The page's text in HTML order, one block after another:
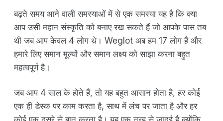
बढ़ते समय आने वाली समस्याओं में से एक समस्या यह है कि क्या
आप उसी महान संस्कृति को बनाए रख सकते हैं जो आपके पास तब
थी जब आप केवल 4 लोग थे। Weglot अब हम 17 लोग हैं और
हमारे लिए समान मूल्यों और समान लक्ष्य को साझा करना बहुत
महत्वपूर्ण है।
जब आप 4 साल के होते हैं, तो यह बहुत आसान होता है, हर कोई
एक ही डेस्क पर काम करता है, साथ में लंच पर जाता है और हर